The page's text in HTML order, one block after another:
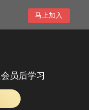
马上加入
员后学习